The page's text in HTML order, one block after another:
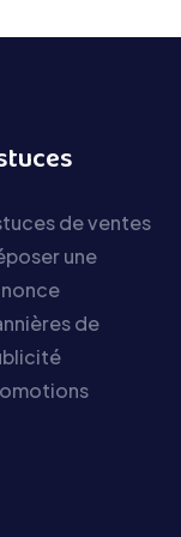
de ventes
une
de